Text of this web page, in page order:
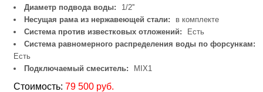
Диаметр подвода воды:
1/2''
Несущая рама из нержавеющей стали:
в комплекте
Система против известковых отложений:
Есть
Система равномерного распределения воды по форсункам:
Есть
Подключаемый смеситель:
MIX1
Стоимость: 79 500 руб.